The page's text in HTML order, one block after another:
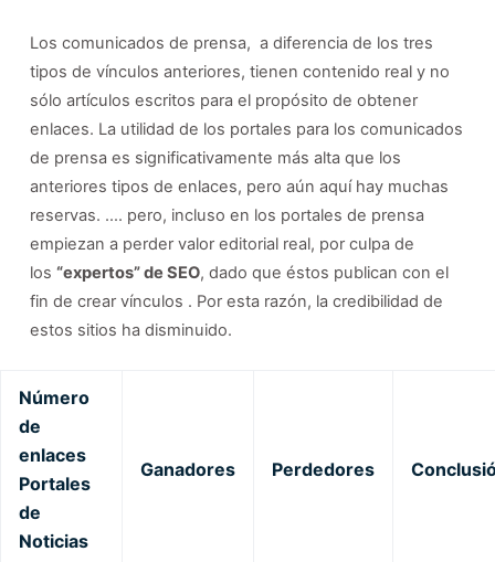
Los comunicados de prensa, a diferencia de los tres
tipos de vínculos anteriores, tienen contenido real y no
sólo artículos escritos para el propósito de obtener
enlaces. La utilidad de los portales para los comunicados
de prensa es significativamente más alta que los
anteriores tipos de enlaces, pero aún aquí hay muchas
reservas. …. pero, incluso en los portales de prensa
empiezan a perder valor editorial real, por culpa de
los “expertos” de SEO, dado que éstos publican con el
fin de crear vínculos . Por esta razón, la credibilidad de
estos sitios ha disminuido.
Número
de
enlaces
Portales
de
Noticias
Ganadores Perdedores